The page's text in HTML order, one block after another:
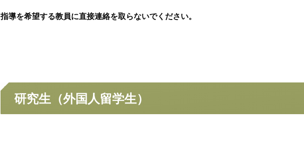
指導を希望する教員に直接連絡を取らないでください。
研究生（外国人留学生）